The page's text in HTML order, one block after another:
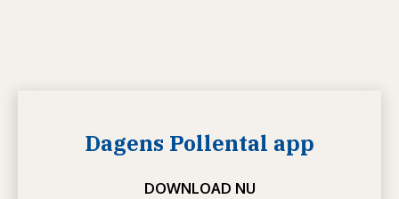
Dagens Pollental app
DOWNLOAD NU